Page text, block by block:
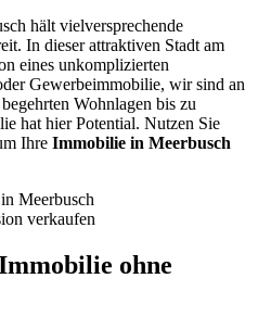
hält vielversprechende
In dieser attraktiven Stadt am
eines unkomplizierten
Gewerbeimmobilie, wir sind an
Wohnlagen bis zu
hat hier Potential. Nutzen Sie
Ihre Immobilie in Meerbusch
ohne